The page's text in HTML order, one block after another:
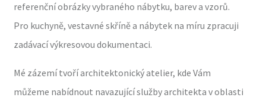
referenční obrázky vybraného nábytku, barev a vzorů.
Pro kuchyně, vestavné skříně a nábytek na míru zpracuji
zadávací výkresovou dokumentaci.
Mé zázemí tvoří architektonický atelier, kde Vám
můžeme nabídnout navazující služby architekta v oblasti